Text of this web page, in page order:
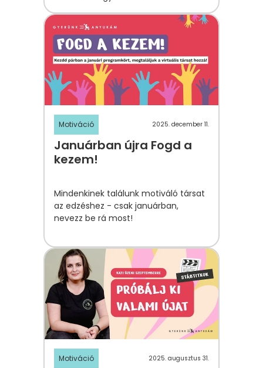
Ángyán Pannira esett.
Motiváció 2025. december 11.
Januárban újra Fogd a
kezem!
Mindenkinek találunk motiváló társat
az edzéshez - csak januárban,
nevezz be rá most!
Motiváció 2025. augusztus 31.